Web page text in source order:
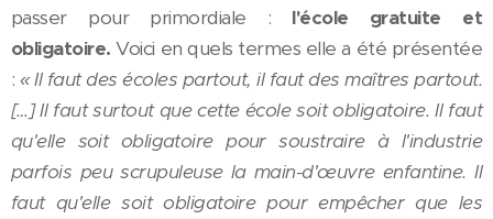
passer pour primordiale : l'école gratuite et
obligatoire. Voici en quels termes elle a été présentée
:« Il faut des écoles partout, il faut des maîtres partout.
[…] Il faut surtout que cette école soit obligatoire. Il faut
qu'elle soit obligatoire pour soustraire à l'industrie
parfois peu scrupuleuse la main-d'œuvre enfantine. Il
faut qu'elle soit obligatoire pour empêcher que les